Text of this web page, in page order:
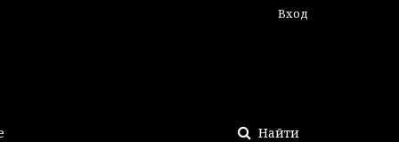
Найти
Вход